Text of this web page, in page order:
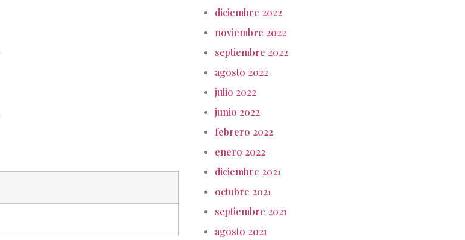
diciembre 2022
noviembre 2022
septiembre 2022
agosto 2022
julio 2022
junio 2022
febrero 2022
enero 2022
diciembre 2021
octubre 2021
septiembre 2021
agosto 2021